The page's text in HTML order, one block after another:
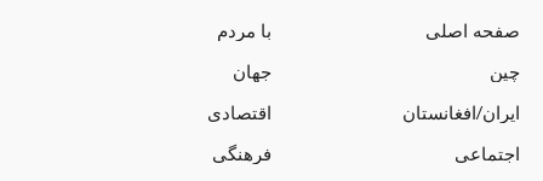
صفحه اصلی
با مردم
چین
جهان
ایران/افغانستان
اقتصادی
اجتماعی
فرهنگی